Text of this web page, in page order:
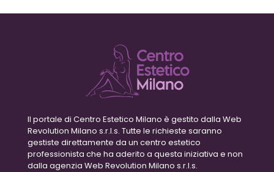
Il portale di Centro Estetico Milano è gestito dalla Web
Revolution Milano s.r.l.s. Tutte le richieste saranno
gestiste direttamente da un centro estetico
professionista che ha aderito a questa iniziativa e non
dalla agenzia Web Revolution Milano s.r.l.s.